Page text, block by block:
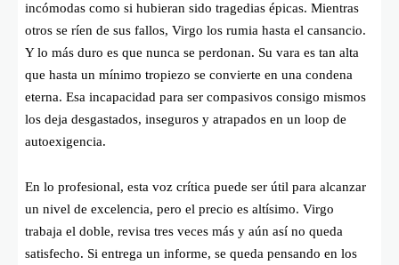
incómodas como si hubieran sido tragedias épicas. Mientras
otros se ríen de sus fallos, Virgo los rumia hasta el cansancio.
Y lo más duro es que nunca se perdonan. Su vara es tan alta
que hasta un mínimo tropiezo se convierte en una condena
eterna. Esa incapacidad para ser compasivos consigo mismos
los deja desgastados, inseguros y atrapados en un loop de
autoexigencia.
En lo profesional, esta voz crítica puede ser útil para alcanzar
un nivel de excelencia, pero el precio es altísimo. Virgo
trabaja el doble, revisa tres veces más y aún así no queda
satisfecho. Si entrega un informe, se queda pensando en los